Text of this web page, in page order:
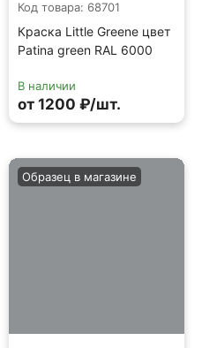
Код товара: 68701
Краска Little Greene цвет
Patina green RAL 6000
В наличии
от 1200 ₽/шт.
Образец в магазине